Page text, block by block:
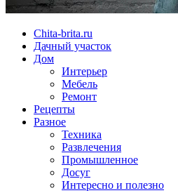
Chita-brita.ru
Дачный участок
Дом
Интерьер
Мебель
Ремонт
Рецепты
Разное
Техника
Развлечения
Промышленное
Досуг
Интересно и полезно